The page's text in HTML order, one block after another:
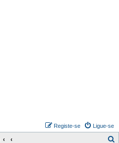
Ligue-se
Registe-se